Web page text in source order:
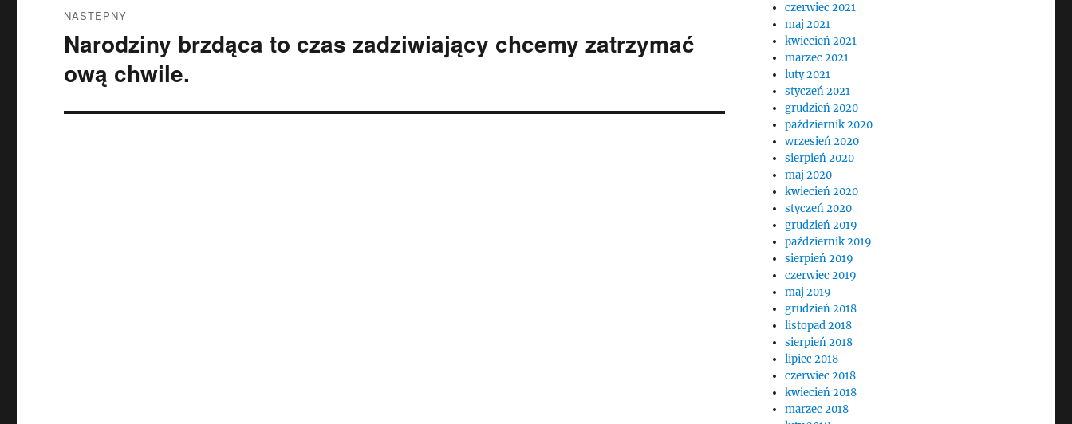
NASTĘPNY
Następny
Narodziny brzdąca to czas zadziwiający chcemy zatrzymać
ową chwile.
czerwiec 2021
maj 2021
kwiecień 2021
marzec 2021
luty 2021
styczeń 2021
grudzień 2020
październik 2020
wrzesień 2020
sierpień 2020
maj 2020
kwiecień 2020
styczeń 2020
grudzień 2019
październik 2019
sierpień 2019
czerwiec 2019
maj 2019
grudzień 2018
listopad 2018
sierpień 2018
lipiec 2018
czerwiec 2018
kwiecień 2018
marzec 2018